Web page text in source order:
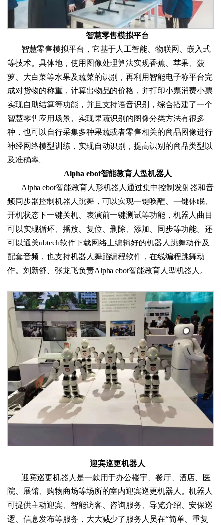
智慧零售模拟平台
智慧零售模拟平台，它基于人工智能、物联网、嵌入式
等技术。具体地，使用图像处理算法实现香蕉、苹果、菠
萝、大白菜等水果及蔬菜的识别，再利用智能电子称平台完
成对货物的称重，计算出物品的价格，并打印小票消费小票
实现自助结算等功能，并且支持语音识别，综合搭建了一个
智慧零售应用场景。实现果蔬识别的图像分类方法有很多
种，也可以自行采集多种果蔬或者零售相关的商品图像进行
神经网络模型训练，实现自动识别，提高识别的商品类型以
及准确率。
Alpha ebot智能教育人型机器人
Alpha ebot智能教育人形机器人通过集中控制发射器和音
频同步器控制机器人跳舞，可以实现一键唤醒、一键休眠、
开机状态下一键关机、表演前一键测试等功能，机器人曲目
可以实现循环、播放、复位、删除、添加、同步等功能。还
可以通关ubtech软件下载网络上编辑好的机器人跳舞动作及
配套音频，也支持机器人舞蹈编程软件，在线编程跳舞动
作。刘新舒、张龙飞负责Alpha ebot智能教育人型机器人。
迎宾巡更机器人
迎宾巡更机器人是一款用于办公楼宇、餐厅、酒店、医
院、展馆、购物商场等场所的室内迎宾巡更机器人。机器人
可提供主动迎宾、智能访客、咨询服务、导览介绍、安保巡
逻、信息发布等服务，大大减少了服务人员在“简单、重复